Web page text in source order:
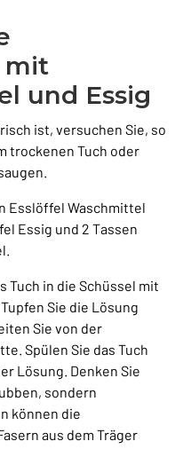
mit
und Essig
ist, versuchen Sie, so
trockenen Tuch oder
Esslöffel Waschmittel
Essig und 2 Tassen
Tuch in die Schüssel mit
Sie die Lösung
Sie von der
Spülen Sie das Tuch
Lösung. Denken Sie
sondern
können die
aus dem Träger